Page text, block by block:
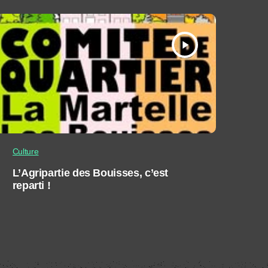
play_arrow
Culture
L’Agripartie des Bouisses, c’est
reparti !